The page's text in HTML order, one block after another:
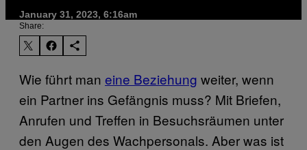
January 31, 2023, 6:16am
Share:
Wie führt man eine Beziehung weiter, wenn
ein Partner ins Gefängnis muss? Mit Briefen,
Anrufen und Treffen in Besuchsräumen unter
den Augen des Wachpersonals. Aber was ist